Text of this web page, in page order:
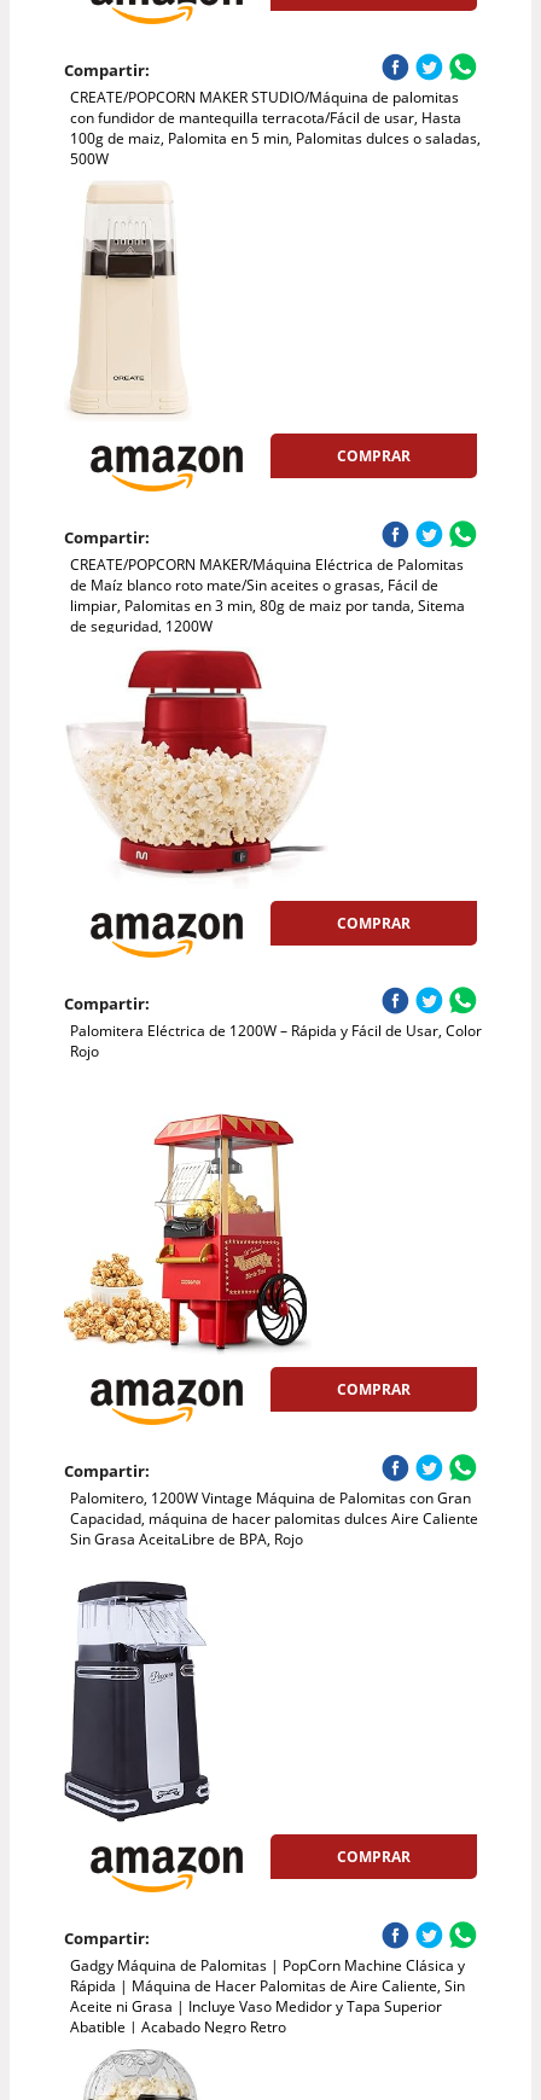
Compartir:
CREATE/POPCORN MAKER STUDIO/Máquina de palomitas
con fundidor de mantequilla terracota/Fácil de usar, Hasta
100g de maiz, Palomita en 5 min, Palomitas dulces o saladas,
500W
COMPRAR
Compartir:
CREATE/POPCORN MAKER/Máquina Eléctrica de Palomitas
de Maíz blanco roto mate/Sin aceites o grasas, Fácil de
limpiar, Palomitas en 3 min, 80g de maiz por tanda, Sitema
de seguridad, 1200W
COMPRAR
Compartir:
Palomitera Eléctrica de 1200W – Rápida y Fácil de Usar, Color
Rojo
COMPRAR
Compartir:
Palomitero, 1200W Vintage Máquina de Palomitas con Gran
Capacidad, máquina de hacer palomitas dulces Aire Caliente
Sin Grasa AceitaLibre de BPA, Rojo
COMPRAR
Compartir:
Gadgy Máquina de Palomitas | PopCorn Machine Clásica y
Rápida | Máquina de Hacer Palomitas de Aire Caliente, Sin
Aceite ni Grasa | Incluye Vaso Medidor y Tapa Superior
Abatible | Acabado Negro Retro